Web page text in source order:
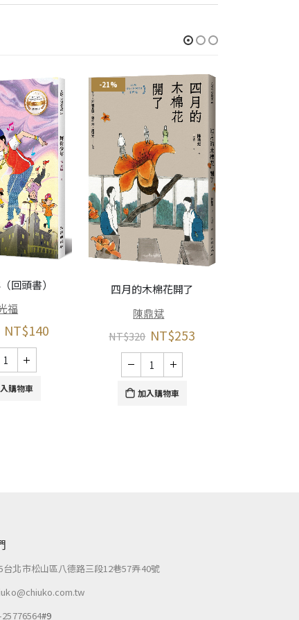
回頭書）
福
NT$140
購物車
-21%
四月的木棉花開了
陳鼎斌
NT$320 NT$253
加入購物車
台北市松山區八德路三段12巷57弄40號
25776564#9